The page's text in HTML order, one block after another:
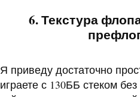
6. Текстура
Я приведу достаточно
играете с 130ББ стеком